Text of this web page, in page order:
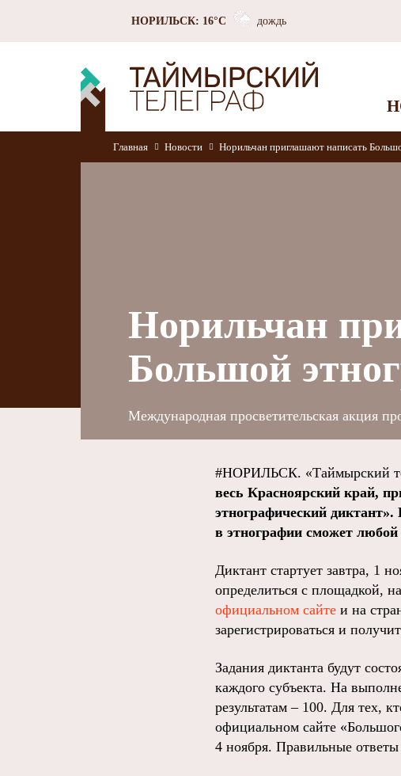
НОРИЛЬСК: 16°C дождь
Главная Новости Норильчан приглашают написать
Норильчан
Большой
Международная просветительская акция
#НОРИЛЬСК. «Таймырский
весь Красноярский край,
этнографический
в этнографии сможет
Диктант стартует завтра, 1
определиться с площадкой,
официальном сайте и на
зарегистрироваться и
Задания диктанта будут
каждого субъекта. На
результатам – 100. Для тех,
официальном сайте
4 ноября. Правильные